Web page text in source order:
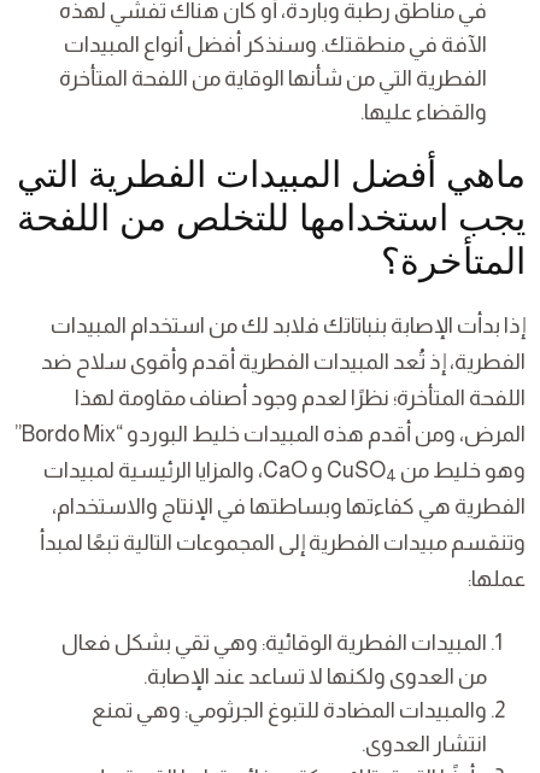
في مناطق رطبة وباردة، أو كان هناك تفشي لهذه
الآفة في منطقتك. وسنذكر أفضل أنواع المبيدات
الفطرية التي من شأنها الوقاية من اللفحة المتأخرة
والقضاء عليها.
ماهي أفضل المبيدات الفطرية التي
يجب استخدامها للتخلص من اللفحة
المتأخرة؟
إذا بدأت الإصابة بنباتاتك فلابد لك من استخدام المبيدات
الفطرية، إذ تُعد المبيدات الفطرية أقدم وأقوى سلاح ضد
اللفحة المتأخرة؛ نظرًا لعدم وجود أصناف مقاومة لهذا
المرض، ومن أقدم هذه المبيدات خليط البوردو “Bordo Mix”
وهو خليط من CuSO 4
و CaO، والمزايا الرئيسية لمبيدات
الفطرية هي كفاءتها وبساطتها في الإنتاج والاستخدام،
وتنقسم مبيدات الفطرية إلى المجموعات التالية تبعًا لمبدأ
عملها:
المبيدات الفطرية الوقائية: وهي تقي بشكل فعال
من العدوى ولكنها لا تساعد عند الإصابة.
والمبيدات المضادة للتبوغ الجرثومي: وهي تمنع
انتشار العدوى.